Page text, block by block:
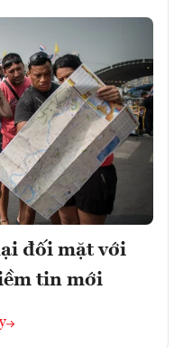
đối mặt với
tin mới